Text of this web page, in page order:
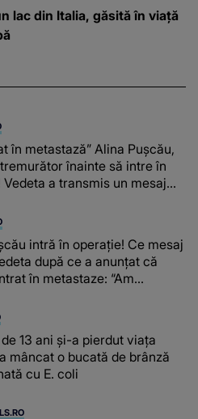
lac din Italia, găsită în viață
în metastază” Alina Pușcău,
înainte să intre în
Vedeta a transmis un mesaj
intră în operație! Ce mesaj
după ce a anunțat că
în metastaze: “Am
13 ani și-a pierdut viața
mâncat o bucată de brânză
cu E. coli